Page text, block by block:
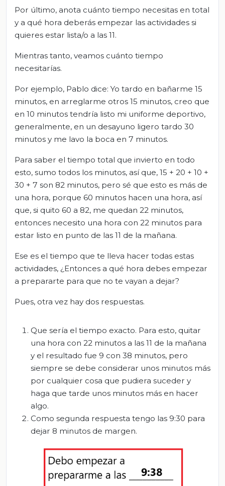
Por último, anota cuánto tiempo necesitas en total
y a qué hora deberás empezar las actividades si
quieres estar lista/o a las 11.
Mientras tanto, veamos cuánto tiempo
necesitarías.
Por ejemplo, Pablo dice: Yo tardo en bañarme 15
minutos, en arreglarme otros 15 minutos, creo que
en 10 minutos tendría listo mi uniforme deportivo,
generalmente, en un desayuno ligero tardo 30
minutos y me lavo la boca en 7 minutos.
Para saber el tiempo total que invierto en todo
esto, sumo todos los minutos, así que, 15 + 20 + 10 +
30 + 7 son 82 minutos, pero sé que esto es más de
una hora, porque 60 minutos hacen una hora, así
que, si quito 60 a 82, me quedan 22 minutos,
entonces necesito una hora con 22 minutos para
estar listo en punto de las 11 de la mañana.
Ese es el tiempo que te lleva hacer todas estas
actividades, ¿Entonces a qué hora debes empezar
a prepararte para que no te vayan a dejar?
Pues, otra vez hay dos respuestas.
Que sería el tiempo exacto. Para esto, quitar
una hora con 22 minutos a las 11 de la mañana
y el resultado fue 9 con 38 minutos, pero
siempre se debe considerar unos minutos más
por cualquier cosa que pudiera suceder y
haga que tarde unos minutos más en hacer
algo.
Como segunda respuesta tengo las 9:30 para
dejar 8 minutos de margen.